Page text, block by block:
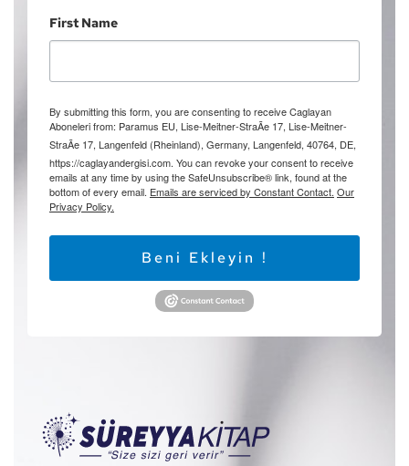
First Name
By submitting this form, you are consenting to receive Caglayan
Aboneleri from: Paramus EU, Lise-Meitner-StraÃe 17, Lise-Meitner-
StraÃe 17, Langenfeld (Rheinland), Germany, Langenfeld, 40764, DE,
https://caglayandergisi.com. You can revoke your consent to receive
emails at any time by using the SafeUnsubscribe® link, found at the
bottom of every email. Emails are serviced by Constant Contact. Our
Privacy Policy.
Beni Ekleyin !